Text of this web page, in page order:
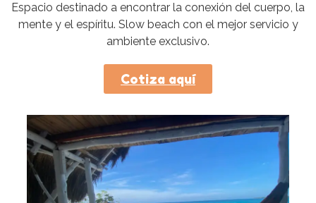
Espacio destinado a encontrar la conexión del cuerpo, la
mente y el espíritu. Slow beach con el mejor servicio y
ambiente exclusivo.
Cotiza aquí